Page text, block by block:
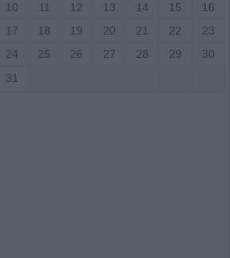
10
11 12 13 14 15
16
17
18 19 20 21 22
23
24
25 26 27 28 29
30
31